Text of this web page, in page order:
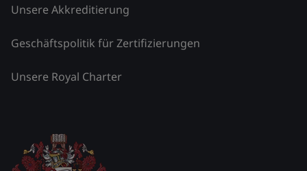
Unsere Akkreditierung
Geschäftspolitik für Zertifizierungen
Unsere Royal Charter